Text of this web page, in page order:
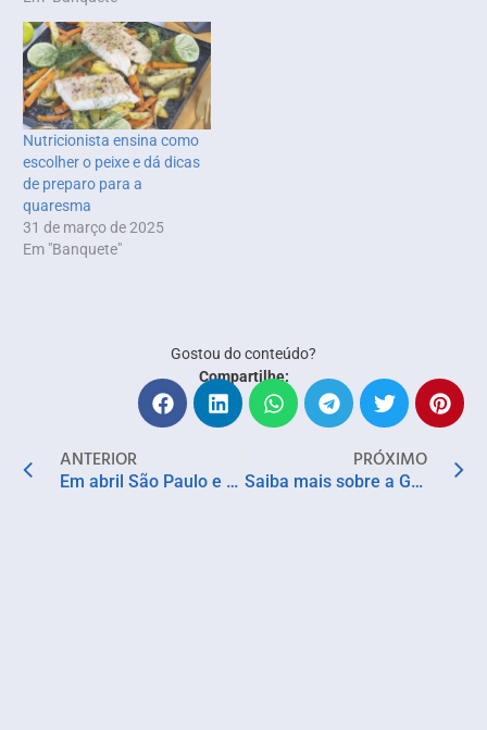
Nutricionista ensina como
escolher o peixe e dá dicas
de preparo para a
quaresma
31 de março de 2025
Em "Banquete"
Gostou do conteúdo?
Compartilhe:
ANTERIOR
Em abril São Paulo e Rio recebem a 30ª edição do ‘É tudo verdade’
PRÓXIMO
Saiba mais sobre a Gastronomia Funcional e empreenda no ramo de alimentos saudáveis